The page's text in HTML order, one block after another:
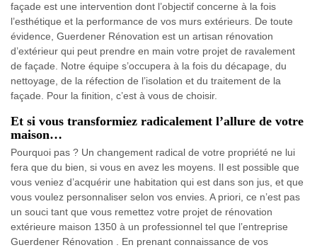
façade est une intervention dont l’objectif concerne à la fois
l’esthétique et la performance de vos murs extérieurs. De toute
évidence, Guerdener Rénovation est un artisan rénovation
d’extérieur qui peut prendre en main votre projet de ravalement
de façade. Notre équipe s’occupera à la fois du décapage, du
nettoyage, de la réfection de l’isolation et du traitement de la
façade. Pour la finition, c’est à vous de choisir.
Et si vous transformiez radicalement l’allure de votre
maison…
Pourquoi pas ? Un changement radical de votre propriété ne lui
fera que du bien, si vous en avez les moyens. Il est possible que
vous veniez d’acquérir une habitation qui est dans son jus, et que
vous voulez personnaliser selon vos envies. A priori, ce n’est pas
un souci tant que vous remettez votre projet de rénovation
extérieure maison 1350 à un professionnel tel que l’entreprise
Guerdener Rénovation . En prenant connaissance de vos